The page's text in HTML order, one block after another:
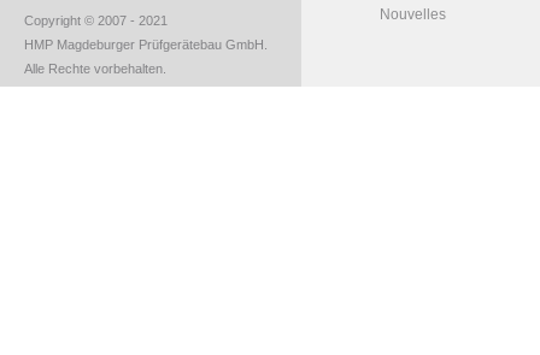
Copyright © 2007 - 2021
HMP Magdeburger Prüfgerätebau GmbH.
Alle Rechte vorbehalten.
Nouvelles